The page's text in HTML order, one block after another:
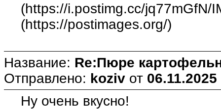
(https://i.postimg.cc/jq77mGfN/
(https://postimages.org/)
Название: Re:Пюре
Отправлено: koziv от
Ну очень вкусно!